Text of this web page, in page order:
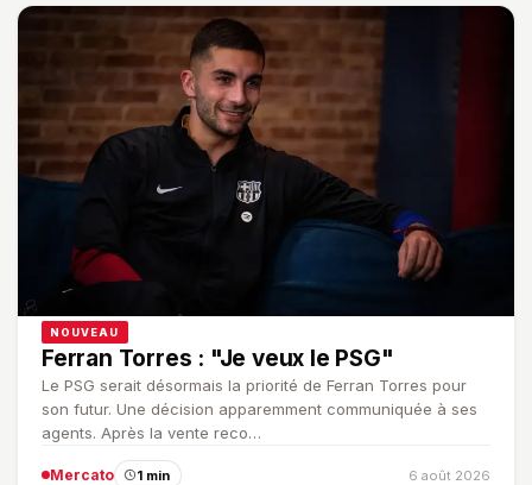
NOUVEAU
Ferran Torres : "Je veux le PSG"
Le PSG serait désormais la priorité de Ferran Torres pour
son futur. Une décision apparemment communiquée à ses
agents. Après la vente reco…
Mercato 1 min 6 août 2026